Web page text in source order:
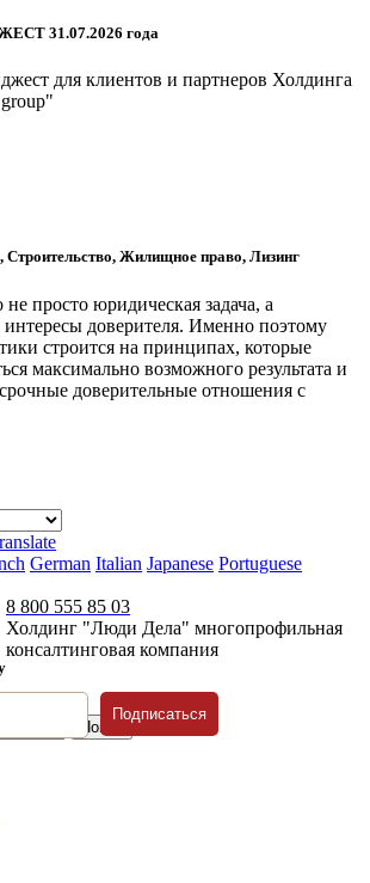
31.07.2026 года
для клиентов и партнеров Холдинга
Жилищное право, Лизинг
просто юридическая задача, а
интересы доверителя. Именно поэтому
строится на принципах, которые
максимально возможного результата и
доверительные отношения с
German Italian Japanese Portuguese
8 800 555 85 03
Холдинг "Люди Дела" многопрофильная
консалтинговая компания
Подписаться